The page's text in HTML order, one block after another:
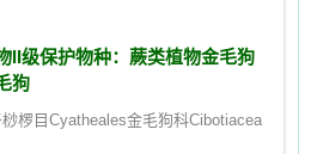
II级保护物种：蕨类植物金毛狗
狗
椤目Cyatheales金毛狗科Cibotiacea